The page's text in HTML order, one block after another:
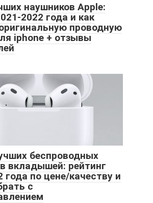
наушников Apple:
2022 года и как
проводную
iphone + отзывы
беспроводных
вкладышей: рейтинг
года по цене/качеству и
с